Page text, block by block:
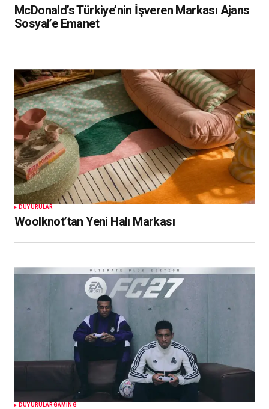
McDonald’s Türkiye’nin İşveren Markası Ajans
Sosyal’e Emanet
DUYURULAR
Woolknot’tan Yeni Halı Markası
DUYURULAR GAMING